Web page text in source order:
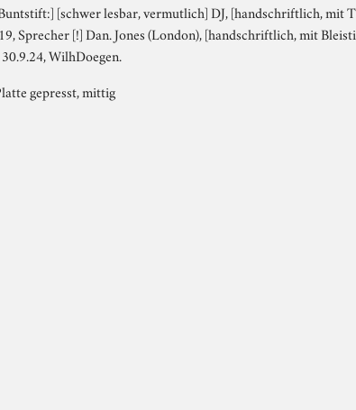
[schwer lesbar, vermutlich] DJ, [handschriftlich, mit
Sprecher [!] Dan. Jones (London), [handschriftlich, mit
WilhDoegen.
gepresst, mittig